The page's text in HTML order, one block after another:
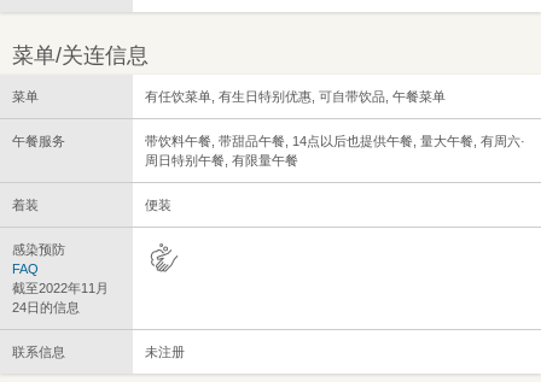
菜单/关连信息
菜单 有任饮菜单, 有生日特别优惠, 可自带饮品, 午餐菜单
午餐服务
带饮料午餐, 带甜品午餐, 14点以后也提供午餐, 量大午餐, 有周六·
周日特别午餐, 有限量午餐
着装 便装
感染预防
FAQ
截至2022年11月
24日的信息
联系信息 未注册